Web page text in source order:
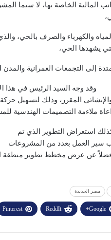
المالية الخاصة بها، لا سيما
والكهرباء والصرف بالحي،
يشهدها الحي،
إلى التجمعات العمرانية والمدن
وقد وجه السيد الرئيس في هذا
المقرر، وذلك لتسهيل
ملاءمة التصميمات الهندسية
استعراض التطوير الذي تم
سير العمل بعدد من المشروعات
فضلاً عن عرض مخطط تطوير منطقة
مصر الجديدة
Google+
ReddIt
Pinterest